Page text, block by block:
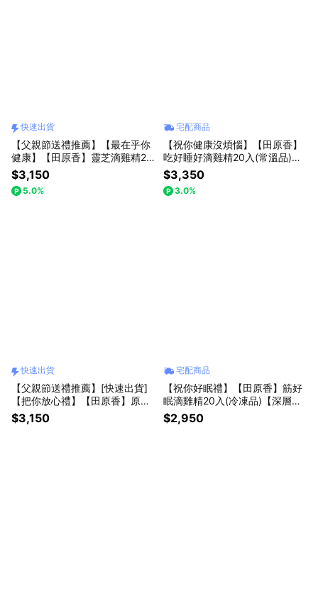
快速出貨
【父親節送禮推薦】【最在乎你
健康】【田原香】靈芝滴雞精20
入(冷凍品)【雙健字號認證 健康
保證】[快速出貨]
$3,150
5.0%
宅配商品
【祝你健康沒煩惱】【田原香】
吃好睡好滴雞精20入(常溫品)
【雙口味效果更加乘】
$3,350
3.0%
快速出貨
【父親節送禮推薦】[快速出貨]
【把你放心禮】【田原香】原味
Plus滴雞精20入(常溫品)【人氣
款NO.1】
$3,150
宅配商品
【祝你好眠禮】【田原香】筋好
眠滴雞精20入(冷凍品)【深層補
水幫助入睡】
$2,950